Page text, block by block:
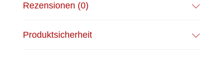
Rezensionen (0)
Produktsicherheit